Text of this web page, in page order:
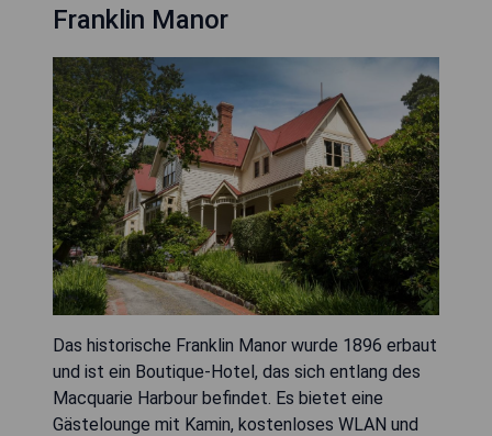
Franklin Manor
Das historische Franklin Manor wurde 1896 erbaut
und ist ein Boutique-Hotel, das sich entlang des
Macquarie Harbour befindet. Es bietet eine
Gästelounge mit Kamin, kostenloses WLAN und